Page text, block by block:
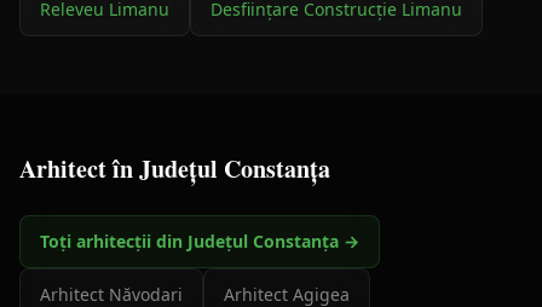
Releveu Limanu Desființare Construcție Limanu
Arhitectîn Județul Constanța
Toți arhitecții din Județul Constanța →
Arhitect Năvodari Arhitect Agigea